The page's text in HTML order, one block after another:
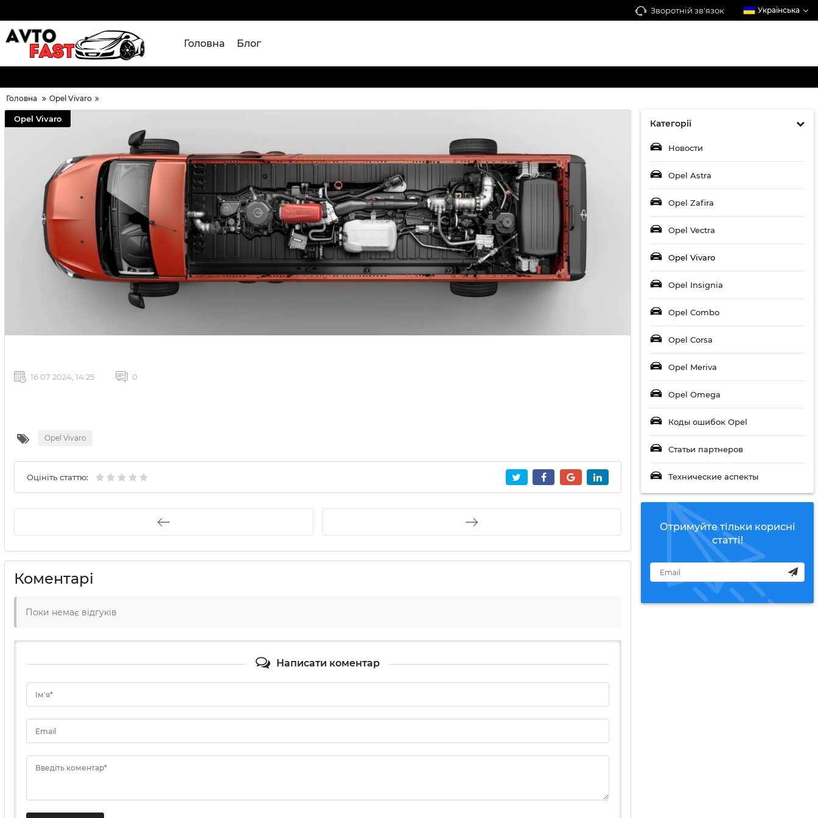
Зворотній зв'язок Українська
Головна Блог
Головна Opel Vivaro
Категорії
Новости
Opel Astra
Opel Zafira
Opel Vectra
Opel Vivaro
Opel Insignia
Opel Combo
Opel Corsa
Opel Meriva
Opel Omega
Коды ошибок Opel
Статьи партнеров
Технические аспекты
Отримуйте тільки корисні
статті!
Opel Vivaro
16 07 2024, 14:25 0
Opel Vivaro
Оцініть статтю:
Коментарі
Поки немає відгуків
Написати коментар
Ім'я*
Email
Введіть коментар*